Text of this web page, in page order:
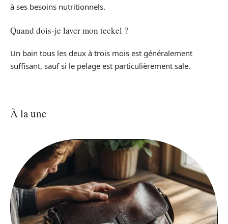
à ses besoins nutritionnels.
Quand dois-je laver mon teckel ?
Un bain tous les deux à trois mois est généralement
suffisant, sauf si le pelage est particulièrement sale.
À la une